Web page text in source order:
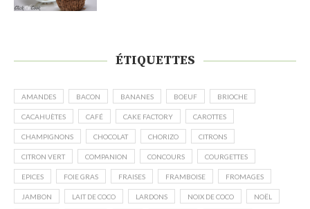
ÉTIQUETTES
AMANDES BACON BANANES BOEUF BRIOCHE
CACAHUÈTES CAFÉ CAKE FACTORY CAROTTES
CHAMPIGNONS CHOCOLAT CHORIZO CITRONS
CITRON VERT COMPANION CONCOURS COURGETTES
EPICES FOIE GRAS FRAISES FRAMBOISE FROMAGES
JAMBON LAIT DE COCO LARDONS NOIX DE COCO NOËL